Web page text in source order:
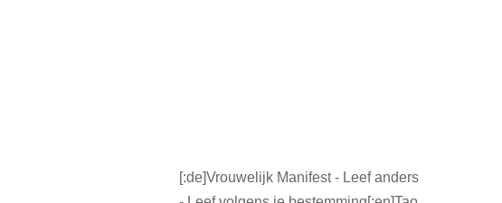
[:de]Vrouwelijk Manifest - Leef anders